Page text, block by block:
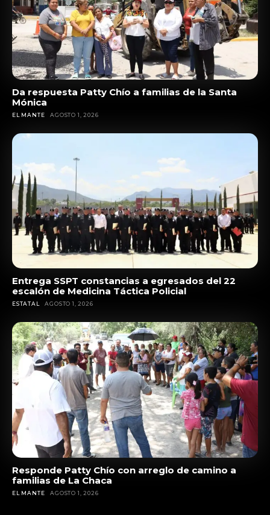
Da respuesta Patty Chío a familias de la Santa
Mónica
EL MANTE AGOSTO 1, 2026
Entrega SSPT constancias a egresados del 22
escalón de Medicina Táctica Policial
ESTATAL AGOSTO 1, 2026
Responde Patty Chío con arreglo de camino a
familias de La Chaca
EL MANTE AGOSTO 1, 2026